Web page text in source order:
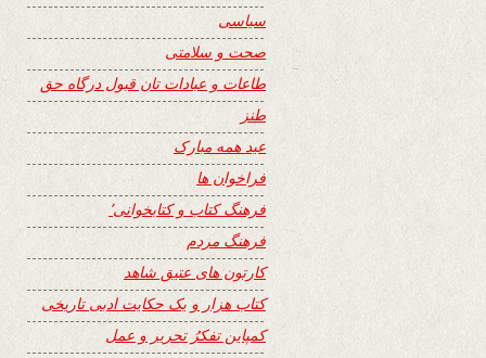
سیاسی
صحت و سلامتی
طاعات و عبادات تان قبول درگاه حق
طنز
عید همه مبارک
فراخوان ها
فرهنگ کتاب و کتابخوانی٬
فرهنگ مردم
کارتون های عتیق شاهد
کتاب هزار و یک حکایت ادبی تاریخی
کمپاین تفکرُ تحریر و عمل